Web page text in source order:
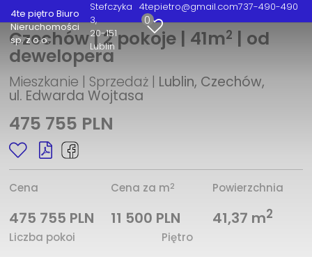
4te piętro Biuro
Nieruchomości
sp. z o.o.
Stefczyka
3
20-151
Lublin
4tepietro@gmail.com737-490-490
0
Czechów | 2 pokoje | 41m2 | od
dewelopera
Mieszkanie | Sprzedaż | Lublin, Czechów,
ul. Edwarda Wojtasa
475 755 PLN
Cena
475 755 PLN
Cena za m2
11 500 PLN
Powierzchnia
41,37 m2
Liczba pokoi Piętro